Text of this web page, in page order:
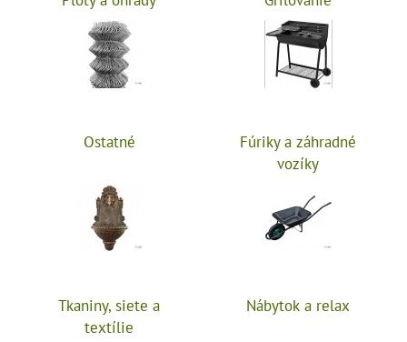
Ostatné
Fúriky a záhradné
vozíky
Tkaniny, siete a
textílie
Nábytok a relax